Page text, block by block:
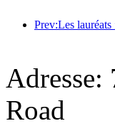
Road